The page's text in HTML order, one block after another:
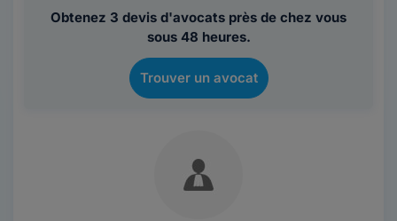
Obtenez 3 devis d'avocats près de chez vous
sous 48 heures.
Trouver un avocat